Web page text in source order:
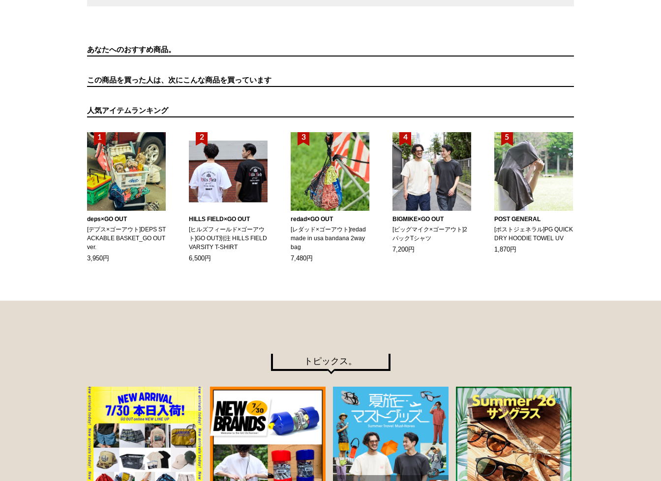
あなたへのおすすめ商品。
この商品を買った人は、次にこんな商品を買っています
人気アイテムランキング
deps×GO OUT
[デプス×ゴーアウト]DEPS ST
ACKABLE BASKET_GO OUT
ver.
3,950円
HILLS FIELD×GO OUT
[ヒルズフィールド×ゴーアウ
ト]GO OUT別注 HILLS FIELD
VARSITY T-SHIRT
6,500円
redad×GO OUT
[レダッド×ゴーアウト]redad
made in usa bandana 2way
bag
7,480円
BIGMIKE×GO OUT
[ビッグマイク×ゴーアウト]2
パックTシャツ
7,200円
POST GENERAL
[ポストジェネラル]PG QUICK
DRY HOODIE TOWEL UV
1,870円
トピックス。